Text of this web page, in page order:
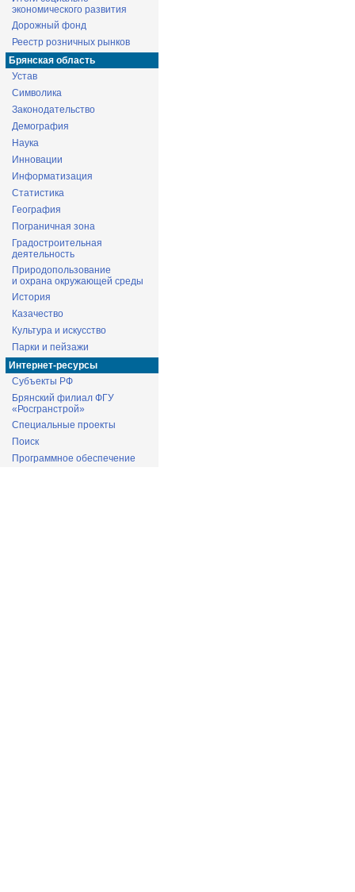
экономического развития
Дорожный фонд
Реестр розничных рынков
Брянская область
Устав
Символика
Законодательство
Демография
Наука
Инновации
Информатизация
Статистика
География
Пограничная зона
Градостроительная
деятельность
Природопользование
и охрана окружающей среды
История
Казачество
Культура и искусство
Парки и пейзажи
Интернет-ресурсы
Субъекты РФ
Брянский филиал ФГУ
«Росгранстрой»
Специальные проекты
Поиск
Программное обеспечение